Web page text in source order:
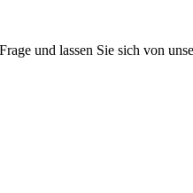
und lassen Sie sich von